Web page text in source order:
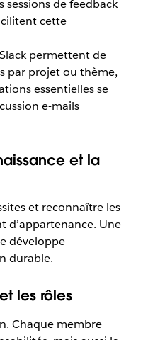
sessions de feedback
cette
permettent de
par projet ou thème,
essentielles se
e-mails
et la
et reconnaître les
d’appartenance. Une
développe
durable.
les rôles
Chaque membre